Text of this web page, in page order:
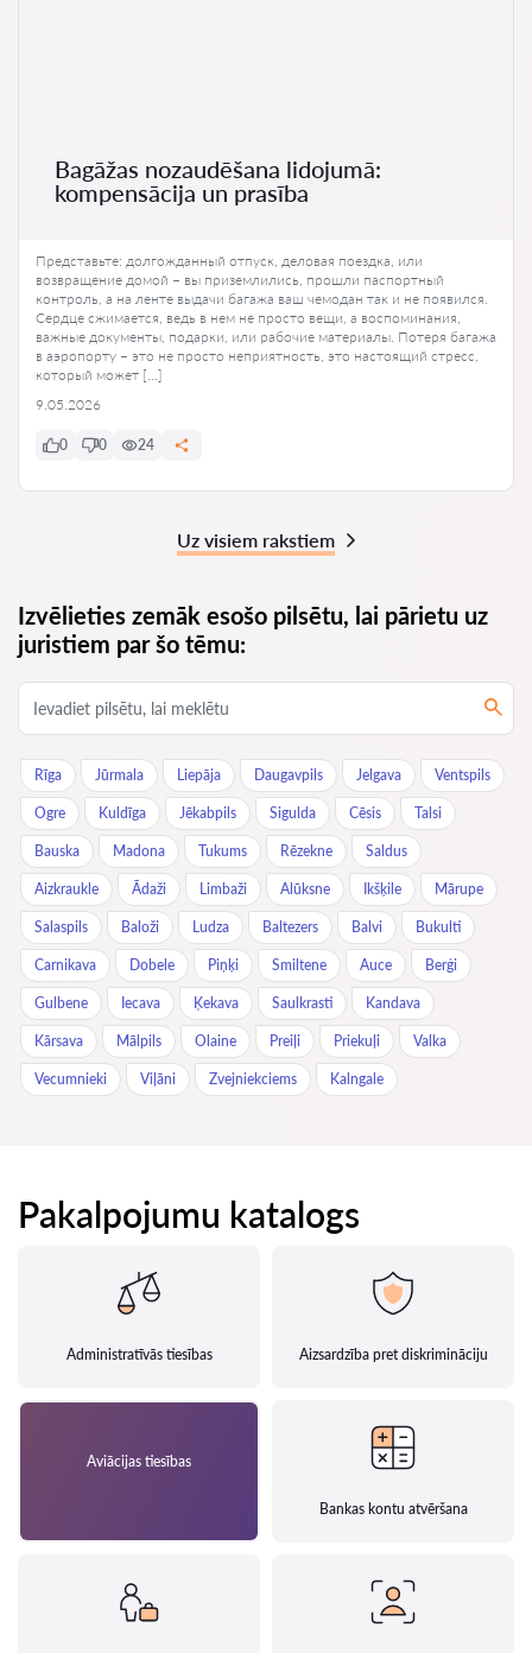
Bagāžas nozaudēšana lidojumā:
kompensācija un prasība
Представьте: долгожданный отпуск, деловая поездка, или
возвращение домой – вы приземлились, прошли паспортный
контроль, а на ленте выдачи багажа ваш чемодан так и не появился.
Сердце сжимается, ведь в нем не просто вещи, а воспоминания,
важные документы, подарки, или рабочие материалы. Потеря багажа
в аэропорту – это не просто неприятность, это настоящий стресс,
который может […]
9.05.2026
0 0 24
Uz visiem rakstiem
Izvēlieties zemāk esošo pilsētu, lai pārietu uz
juristiem par šo tēmu:
Rīga Jūrmala Liepāja Daugavpils Jelgava Ventspils
Ogre Kuldīga Jēkabpils Sigulda Cēsis Talsi
Bauska Madona Tukums Rēzekne Saldus
Aizkraukle Ādaži Limbaži Alūksne Ikšķile Mārupe
Salaspils Baloži Ludza Baltezers Balvi Bukulti
Carnikava Dobele Piņķi Smiltene Auce Berģi
Gulbene Iecava Ķekava Saulkrasti Kandava
Kārsava Mālpils Olaine Preiļi Priekuļi Valka
Vecumnieki Viļāni Zvejniekciems Kalngale
Pakalpojumu katalogs
Administratīvās tiesības Aizsardzība pret diskrimināciju
Aviācijas tiesības
Bankas kontu atvēršana